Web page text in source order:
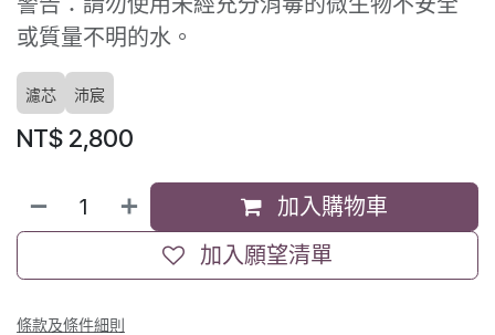
或質量不明的水。
濾芯 沛宸
NT$ 2,800
加入購物車
加入願望清單
條款及條件細則